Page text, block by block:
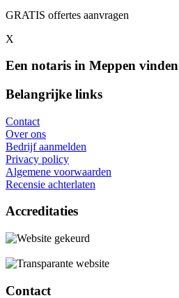
GRATIS offertes aanvragen
X
Een notaris in Meppen vinden
Belangrijke links
Contact
Over ons
Bedrijf aanmelden
Privacy policy
Algemene voorwaarden
Recensie achterlaten
Accreditaties
Contact